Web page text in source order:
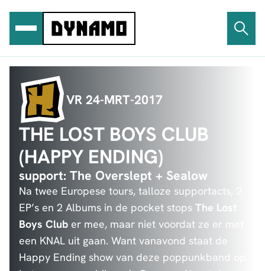
inhoud
VR 24-MRT-2017
THE LOST BOYS CLUB
(HAPPY ENDING)
support: The Overslept + Sealow
Na twee Europese tours, talloze supportacts, 2
EP’s en 2 Albums in de pocket stops The Lost
Boys Club er mee, maar niet voordat ze er met
een KNAL uit gaan. Want vanavond staat de
Happy Ending show van deze poppunkband op